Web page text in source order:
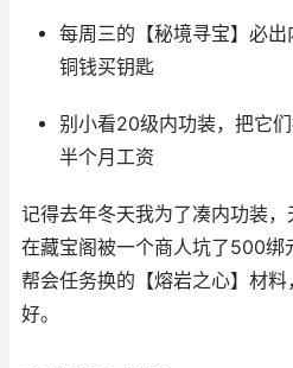
每周三的【秘境寻宝】必
铜钱买钥匙
别小看20级内功装，把它
半个月工资
记得去年冬天我为了凑内功装
在藏宝阁被一个商人坑了500绑
帮会任务换的【熔岩之心】材
好。